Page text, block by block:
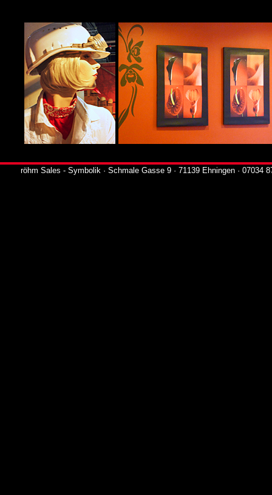
röhm Sales - Symbolik · Schmale Gasse 9 · 71139 Ehningen · 07034